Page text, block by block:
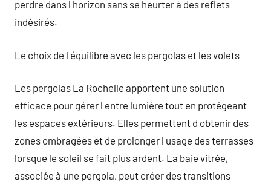
perdre dans l horizon sans se heurter à des reflets
indésirés.
Le choix de l équilibre avec les pergolas et les volets
Les pergolas La Rochelle apportent une solution
efficace pour gérer l entre lumière tout en protégeant
les espaces extérieurs. Elles permettent d obtenir des
zones ombragées et de prolonger l usage des terrasses
lorsque le soleil se fait plus ardent. La baie vitrée,
associée à une pergola, peut créer des transitions